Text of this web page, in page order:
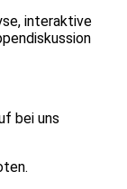
interaktive
bei uns